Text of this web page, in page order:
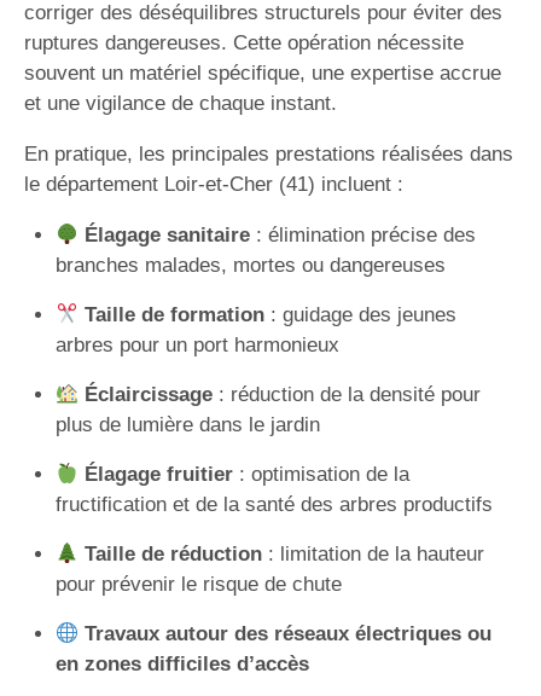
corriger des déséquilibres structurels pour éviter des
ruptures dangereuses. Cette opération nécessite
souvent un matériel spécifique, une expertise accrue
et une vigilance de chaque instant.
En pratique, les principales prestations réalisées dans
le département Loir-et-Cher (41) incluent :
Élagage sanitaire: élimination précise des
branches malades, mortes ou dangereuses
Taille de formation: guidage des jeunes
arbres pour un port harmonieux
Éclaircissage: réduction de la densité pour
plus de lumière dans le jardin
Élagage fruitier: optimisation de la
fructification et de la santé des arbres productifs
Taille de réduction: limitation de la hauteur
pour prévenir le risque de chute
Travaux autour des réseaux électriques ou
en zones difficiles d’accès